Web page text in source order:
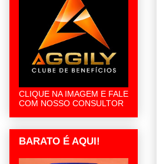
CLIQUE NA IMAGEM E FALE
COM NOSSO CONSULTOR
BARATO É AQUI!